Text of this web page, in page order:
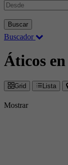
Buscar
Buscador
Áticos
Grid Lista
Mostrar